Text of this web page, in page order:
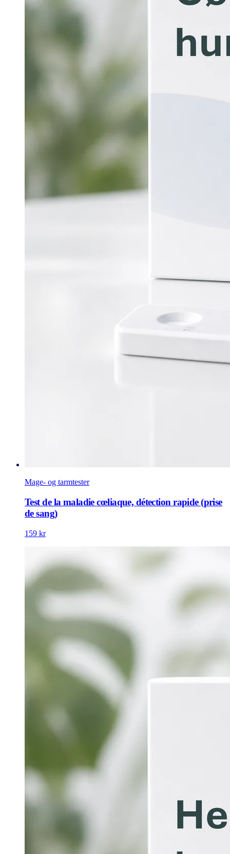
Mage- og tarmtester
Test de la maladie cœliaque, détection rapide (prise
de sang)
159 kr